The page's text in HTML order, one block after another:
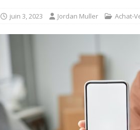
juin 3, 2023 Jordan Muller Achat-